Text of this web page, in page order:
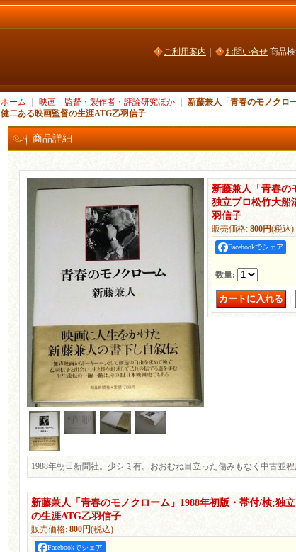
ご利用案内 お問い合せ 商品
ホーム 映画 監督・製作者・評論研究ほか
新藤兼人「青春のモノクロ
健二ある映画監督の生涯ATG乙羽信子
商品詳細
新藤兼人「青春の
独立プロ松竹大船
羽信子
販売価格: 800円(税込)
Facebookでシェア
数量:
1988年朝日新聞社。少シミ有。おおむね目立った傷みもなく中古並
新藤兼人「青春のモノクローム」1988年初版・帯付/検;独
の生涯ATG乙羽信子
販売価格: 800円(税込)
Facebookでシェア